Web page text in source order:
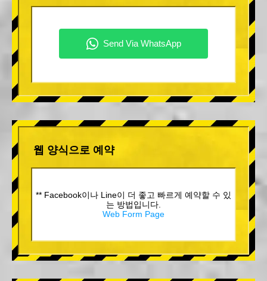
웹 양식으로 예약
** Facebook이나 Line이 더 좋고 빠르게 예약할 수 있
는 방법입니다.
Web Form Page